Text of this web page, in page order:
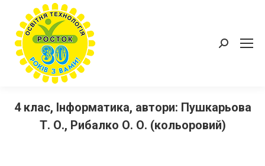
Пошук:
4 клас, Інформатика, автори: Пушкарьова
Т. О., Рибалко О. О. (кольоровий)